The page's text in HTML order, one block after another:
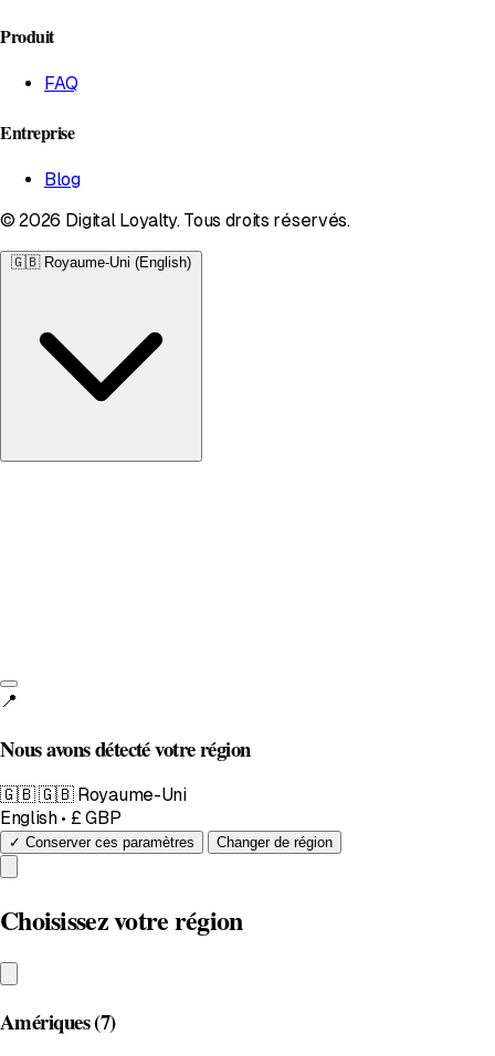
Produit
FAQ
Entreprise
Blog
© 2026 Digital Loyalty. Tous droits réservés.
🇬🇧 Royaume-Uni (English)
📍
Nous avons détecté votre région
🇬🇧🇬🇧 Royaume-Uni
English • £ GBP
✓ Conserver ces paramètres Changer de région
Choisissez votre région
Amériques(7)